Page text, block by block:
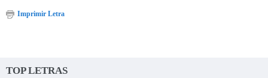
Imprimir Letra
TOP LETRAS